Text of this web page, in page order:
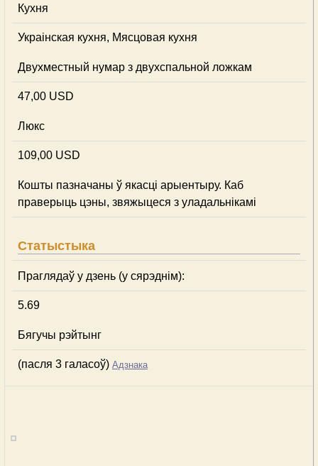
Кухня
Украінская кухня, Мясцовая кухня
Двухместный нумар з двухспальной ложкам
47,00 USD
Люкс
109,00 USD
Кошты пазначаны ў якасці арыентыру. Каб
праверыць цэны, звяжыцеся з уладальнікамі
Статыстыка
Праглядаў у дзень (у сярэднім):
5.69
Бягучы рэйтынг
(пасля 3 галасоў) Адзнака